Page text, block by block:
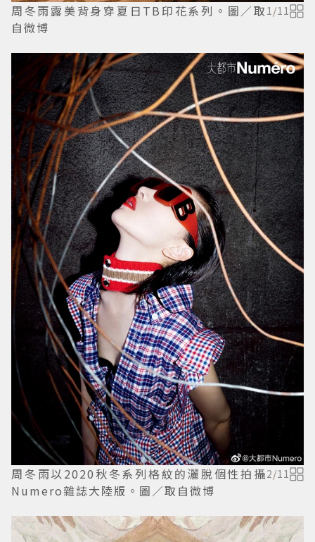
周冬雨露美背身穿夏日TB印花系列。圖／取
自微博
1/11
周冬雨以2020秋冬系列格紋的灑脫個性拍攝
Numero雜誌大陸版。圖／取自微博
2/11